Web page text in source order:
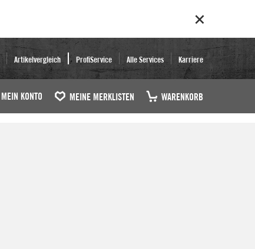
Artikelvergleich ProfiService Alle Services Karriere
MEIN KONTO MEINE MERKLISTEN WARENKORB